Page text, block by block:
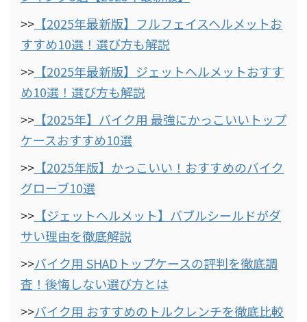
>> 【2025年最新版】フルフェイスヘルメットお
すすめ10選！選び方も解説
>> 【2025年最新版】ジェットヘルメットおすす
め10選！選び方も解説
>> 【2025年】バイク用 最強にかっこいいトップ
ケースおすすめ10選
>> 【2025年版】かっこいい！おすすめのバイク
グローブ10選
>> 【ジェットヘルメット】バブルシールドがダ
サい理由を徹底解説
>>バイク用 SHADトップケースの評判を徹底調
査！後悔しない選び方とは
>>バイク用 おすすめのトルクレンチを徹底比較